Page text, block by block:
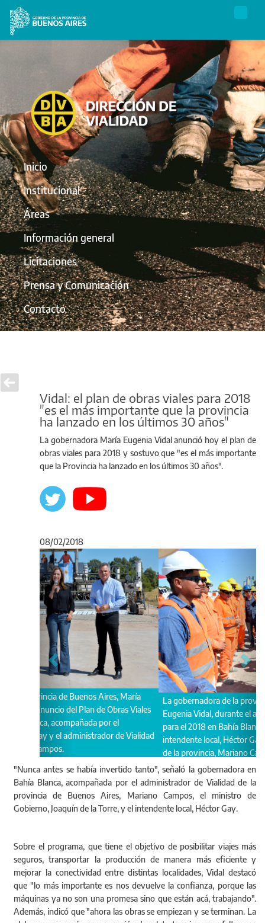
Inicio
Institucional
Áreas
Información general
Licitaciones
Prensa y Comunicación
Contacto
Vidal: el plan de obras viales para 2018
"es el más importante que la provincia
ha lanzado en los últimos 30 años"
La gobernadora María Eugenia Vidal anunció hoy el plan de
obras viales para 2018 y sostuvo que "es el más importante
que la Provincia ha lanzado en los últimos 30 años".
08/02/2018
La gobernadora de la provincia de Buenos Aires, María
Eugenia Vidal, durante el anuncio del Plan de Obras Viales
para el 2018 en Bahía Blanca, acompañada por el
intendente local, Héctor Gay y el administrador de Vialidad
de la provincia, Mariano Campos.
Anterior
"Nunca antes se había invertido tanto", señaló la gobernadora en
Bahía Blanca, acompañada por el administrador de Vialidad de la
provincia de Buenos Aires, Mariano Campos, el ministro de
Gobierno, Joaquín de la Torre, y el intendente local, Héctor Gay.
Sobre el programa, que tiene el objetivo de posibilitar viajes más
seguros, transportar la producción de manera más eficiente y
mejorar la conectividad entre distintas localidades, Vidal destacó
que "lo más importante es nos devuelve la confianza, porque las
máquinas ya no son una promesa sino que están acá, trabajando".
Además, indicó que "ahora las obras se empiezan y se terminan. La